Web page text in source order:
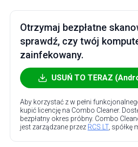
Otrzymaj bezpłatne
sprawdź, czy twój
zainfekowany.
USUŃ TO TERAZ
Aby korzystać z w pełni
kupić licencję na Combo Cleaner.
bezpłatny okres próbny. Combo
jest zarządzane przez RCS LT, spółkę